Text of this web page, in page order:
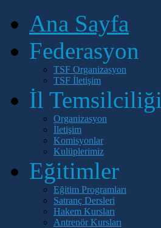
Ana Sayfa
Federasyon
TSF Organizasyon
TSF İletişim
İl Temsilciliği
Organizasyon
İletişim
Komisyonlar
Kulüplerimiz
Eğitimler
Eğitim Programları
Satranç Dersleri
Hakem Kursları
Antrenör Kursları